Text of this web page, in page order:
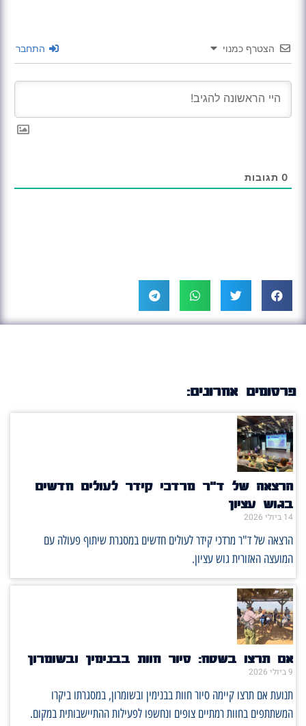
הצטרף כמנוי התחבר
0 תגובות
פרסומים אחרונים:
הרצאה של ד"ר מרדכי קידר לעולים חדשים
בגוש עציון
14 ביולי 2026
הרצאה של ד"ר מרדכי קידר לעולים חדשים במסגרת שיתוף פעולה עם
המועצה האזורית גוש עציון.
אם תרצו בשטח: סיור חוות בבנימין ובשומרון
9 ביולי 2026
תנועת אם תרצו קיימה סיור חוות בבנימין ובשומרון, במסגרתו ביקרו
המשתתפים בחוות רמתיים צופים ונחשפו לפעילות ההתיישבותית במקום.